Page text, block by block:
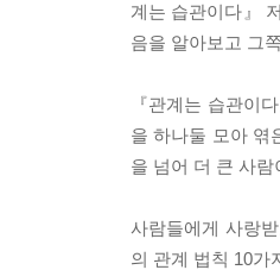
계는 습관이다』
음을 알아보고 그
『관계는 습관이
을 하나둘 모아 엮
을 넘어 더 큰 사
사람들에게 사랑
의 관계 법칙 10가